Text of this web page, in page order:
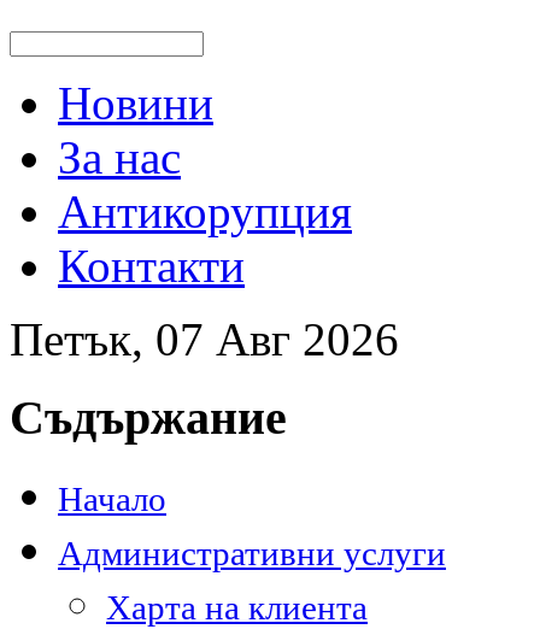
Новини
За нас
Антикорупция
Контакти
Петък, 07 Авг 2026
Съдържание
Начало
Административни услуги
Харта на клиента